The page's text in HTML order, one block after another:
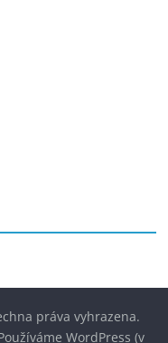
práva vyhrazena.
WordPress (v